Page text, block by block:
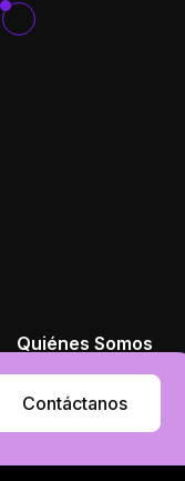
Quiénes Somos
Contáctanos
Contáctanos